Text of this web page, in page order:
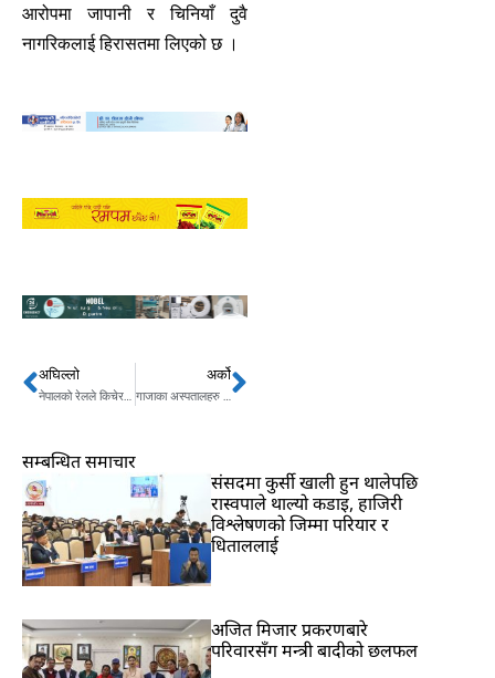
आरोपमा जापानी र चिनियाँ दुवै
नागरिकलाई हिरासतमा लिएको छ ।
Prev
अघिल्लो अर्कोNext
सम्बन्धित समाचार
संसदमा कुर्सी खाली हुन थालेपछि
रास्वपाले थाल्यो कडाइ, हाजिरी
विश्लेषणको जिम्मा परियार र
धिताललाई
अजित मिजार प्रकरणबारे
परिवारसँग मन्त्री बादीको छलफल